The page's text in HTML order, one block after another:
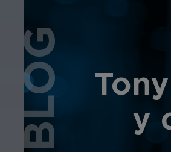
BLOG
y